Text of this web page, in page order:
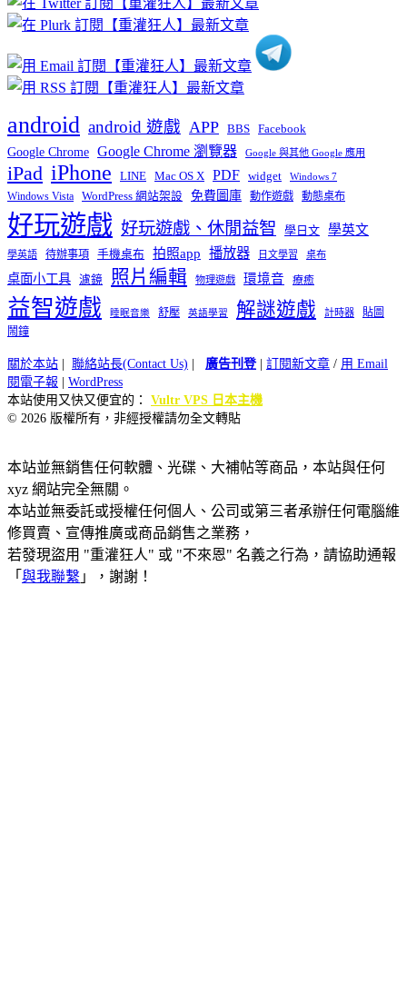
類
android android 遊戲 APP BBS Facebook
Google Chrome Google Chrome 瀏覽器 Google 與其他 Google 應用
iPad iPhone LINE Mac OS X PDF widget Windows 7
Windows Vista WordPress 網站架設 免費圖庫 動作遊戲 動態桌布
好玩遊戲 好玩遊戲、休閒益智 學日文 學英文
學英語 待辦事項 手機桌布 拍照app 播放器 日文學習 桌布
桌面小工具 濾鏡 照片編輯 物理遊戲 環境音 療癒
益智遊戲 睡眠音樂 舒壓 英語學習 解謎遊戲 計時器
貼圖
鬧鐘
關於本站 聯絡站長(Contact Us) 廣告刊登| 訂閱新文章 / 用 Email
閱電子報
WordPress
本站使用又快又便宜的： Vultr VPS 日本主機
© 2026 版權所有，非經授權請勿全文轉貼
本站並無銷售任何軟體、光碟、大補帖等商品，本站與任何
xyz 網站完全無關。
本站並無委託或授權任何個人、公司或第三者承辦任何電腦維
修買賣、宣傳推廣或商品銷售之業務，
若發現盜用 "重灌狂人" 或 "不來恩" 名義之行為，請協助通報
「 與我聯繫 」，謝謝！